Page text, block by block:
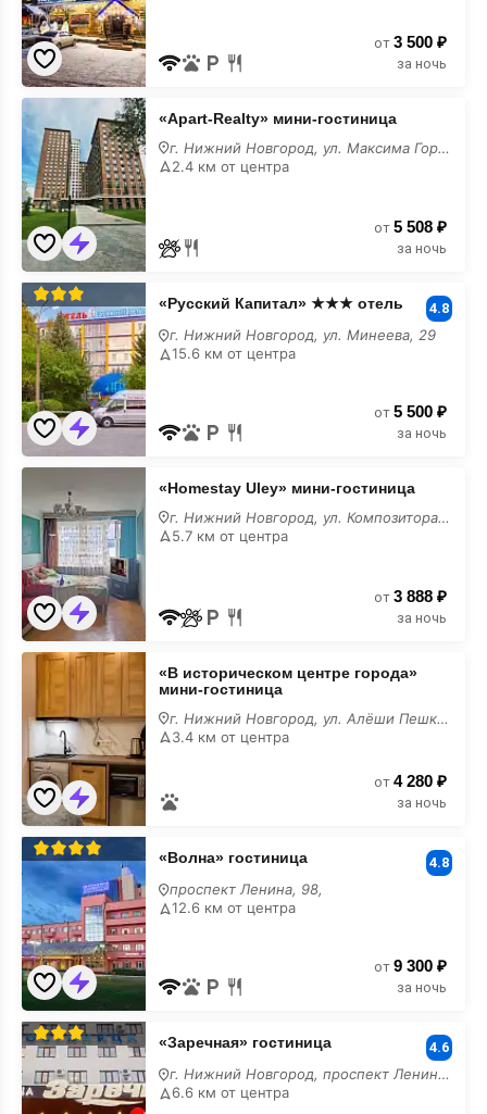
от 3 500 ₽
за ночь
«Apart-
Realty»
мини-
гостиница
у
моря
«Apart-Realty» мини-гостиница
г. Нижний Новгород, ул. Максима Горького, 23А
2.4 км от центра
от 5 508 ₽
за ночь
«Русский
Капитал»
★★★
отель
у
моря
«Русский Капитал» ★★★ отель 4.8
г. Нижний Новгород, ул. Минеева, 29
15.6 км от центра
от 5 500 ₽
за ночь
«Homestay
Uley»
мини-
гостиница
моря
«Homestay Uley» мини-гостиница
г. Нижний Новгород, ул. Композитора Касьянова, 2
5.7 км от центра
от 3 888 ₽
за ночь
«В
историческом
центре
города»
мини-
гостиница
у
моря
«В историческом центре города»
мини-гостиница
г. Нижний Новгород, ул. Алёши Пешкова, 6
3.4 км от центра
от 4 280 ₽
за ночь
«Волна»
гостиница
у
моря
«Волна» гостиница 4.8
проспект Ленина, 98,
12.6 км от центра
от 9 300 ₽
за ночь
«Заречная»
гостиница
у
моря
«Заречная» гостиница 4.6
г. Нижний Новгород, проспект Ленина, 36
6.6 км от центра